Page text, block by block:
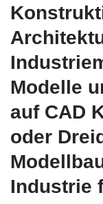
Modelle
auf CAD
oder
Industrie